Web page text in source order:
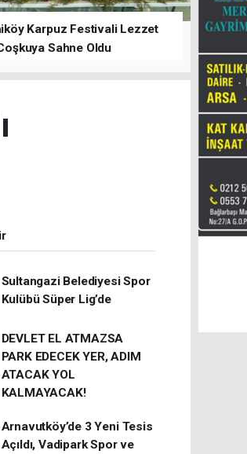
Karpuz Festivali Lezzet
Sahne Oldu
Sultangazi Belediyesi Spor
Kulübü Süper Lig’de
DEVLET EL ATMAZSA
PARK EDECEK YER, ADIM
ATACAK YOL
KALMAYACAK!
Arnavutköy’de 3 Yeni Tesis
Açıldı, Vadipark Spor ve